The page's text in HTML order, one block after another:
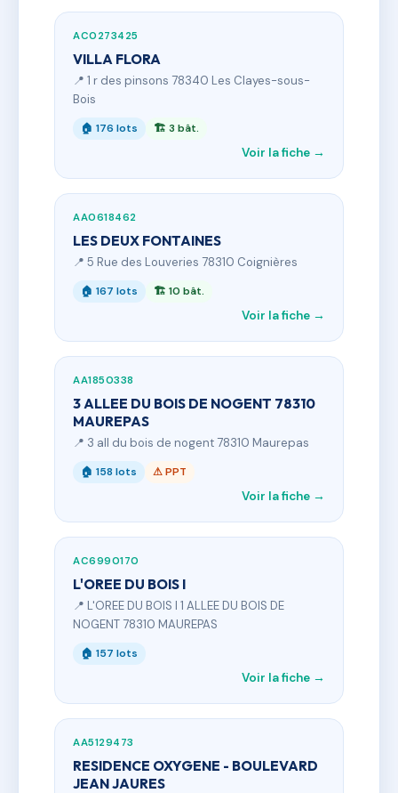
AC0273425
VILLA FLORA
📍 1 r des pinsons 78340 Les Clayes-sous-
Bois
🏠 176 lots 🏗 3 bât.
Voir la fiche →
AA0618462
LES DEUX FONTAINES
📍 5 Rue des Louveries 78310 Coignières
🏠 167 lots 🏗 10 bât.
Voir la fiche →
AA1850338
3 ALLEE DU BOIS DE NOGENT 78310
MAUREPAS
📍 3 all du bois de nogent 78310 Maurepas
🏠 158 lots ⚠ PPT
Voir la fiche →
AC6990170
L'OREE DU BOIS I
📍 L'OREE DU BOIS I 1 ALLEE DU BOIS DE
NOGENT 78310 MAUREPAS
🏠 157 lots
Voir la fiche →
AA5129473
RESIDENCE OXYGENE - BOULEVARD
JEAN JAURES